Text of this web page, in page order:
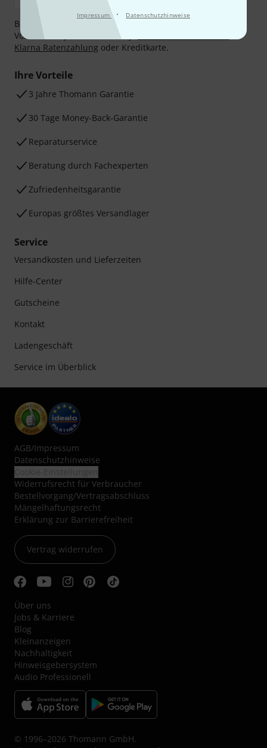
Impressum · Datenschutzhinweise
Bezahlen Sie vertraulich und sicher per Nachnahme,
Vorkasse, PayPal, Amazon Pay,
Klarna Ratenzahlung oder Kreditkarte.
Ihre Vorteile
3 Jahre Thomann Garantie
30 Tage Money-Back-Garantie
Reparaturservice
Beratung durch Fachexperten
Zufriedenheitsgarantie
Europas größtes Versandlager
Service
Versandkosten und Lieferzeiten
Hilfe-Center
Gutscheine
Kontakt
Ladengeschäft
Service im Überblick
AGB/Impressum
Datenschutzhinweise
Widerrufsrecht für Verbraucher
Bestellvorgang/Vertragsabschluss
Mängelhaftungsrecht
Erklärung zur Barrierefreiheit
Vertrag widerrufen
Über uns
Jobs & Karriere
Blog
Kleinanzeigen
Nachhaltigkeit
Hinweisgebersystem
Audio Professionell
© 1996–2026 Thomann GmbH.